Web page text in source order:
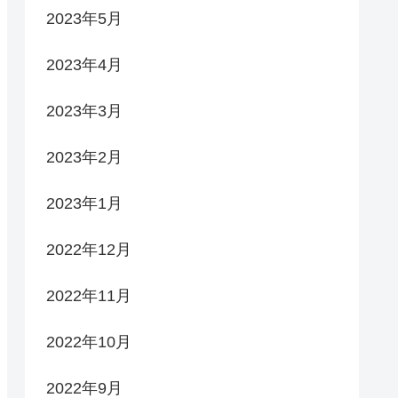
2023年5月
2023年4月
2023年3月
2023年2月
2023年1月
2022年12月
2022年11月
2022年10月
2022年9月